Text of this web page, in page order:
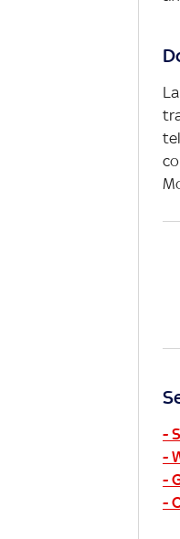
-
-
-
-